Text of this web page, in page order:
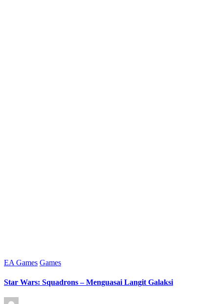
Posted
EA Games Games
Star Wars: Squadrons – Menguasai Langit Galaksi
Posted